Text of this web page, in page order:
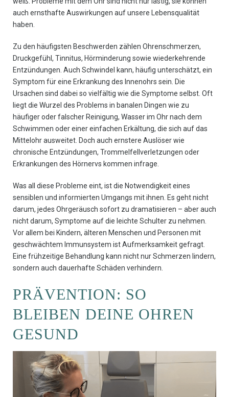
auch ernsthafte Auswirkungen auf unsere Lebensqualität
haben.
Zu den häufigsten Beschwerden zählen Ohrenschmerzen,
Druckgefühl, Tinnitus, Hörminderung sowie wiederkehrende
Entzündungen. Auch Schwindel kann, häufig unterschätzt, ein
Symptom für eine Erkrankung des Innenohrs sein. Die
Ursachen sind dabei so vielfältig wie die Symptome selbst. Oft
liegt die Wurzel des Problems in banalen Dingen wie zu
häufiger oder falscher Reinigung, Wasser im Ohr nach dem
Schwimmen oder einer einfachen Erkältung, die sich auf das
Mittelohr ausweitet. Doch auch ernstere Auslöser wie
chronische Entzündungen, Trommelfellverletzungen oder
Erkrankungen des Hörnervs kommen infrage.
Was all diese Probleme eint, ist die Notwendigkeit eines
sensiblen und informierten Umgangs mit ihnen. Es geht nicht
darum, jedes Ohrgeräusch sofort zu dramatisieren – aber auch
nicht darum, Symptome auf die leichte Schulter zu nehmen.
Vor allem bei Kindern, älteren Menschen und Personen mit
geschwächtem Immunsystem ist Aufmerksamkeit gefragt.
Eine frühzeitige Behandlung kann nicht nur Schmerzen lindern,
sondern auch dauerhafte Schäden verhindern.
PRÄVENTION: SO
BLEIBEN DEINE OHREN
GESUND